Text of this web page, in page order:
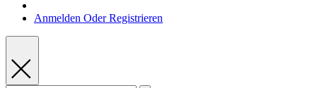
Anmelden Oder Registrieren